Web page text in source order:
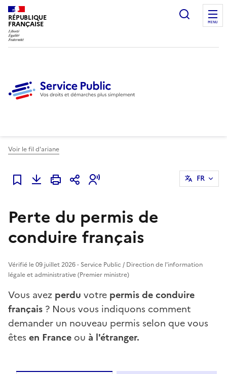
RÉPUBLIQUE
FRANÇAISE
Ouvrir
MENU
Voir le fil d'ariane
Ajouter à mes favoris
FR
Perte du permis de
conduire français
Vérifié le 09 juillet 2026 - Service Public / Direction de l'information
légale et administrative (Premier ministre)
Vous avez perdu votre permis de conduire
français ? Nous vous indiquons comment
demander un nouveau permis selon que vous
êtes en France ou à l'étranger.